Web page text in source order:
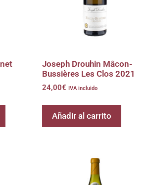
Joseph Drouhin Mâcon-
Bussières Les Clos 2021
24,00€ IVA incluido
Añadir al carrito